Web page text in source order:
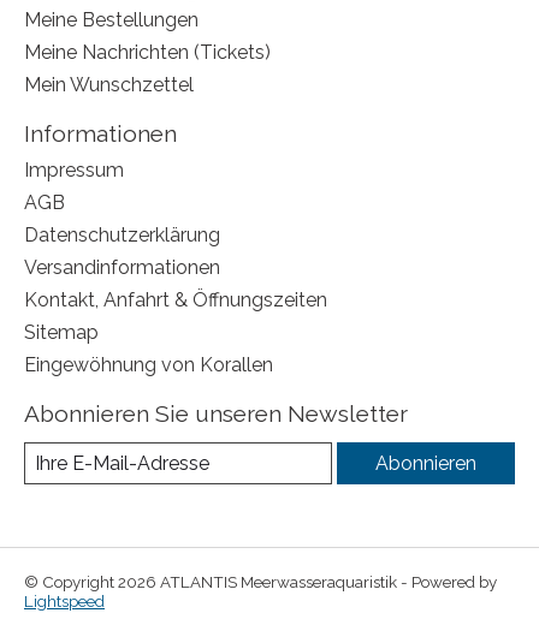
Meine Bestellungen
Meine Nachrichten (Tickets)
Mein Wunschzettel
Informationen
Impressum
AGB
Datenschutzerklärung
Versandinformationen
Kontakt, Anfahrt & Öffnungszeiten
Sitemap
Eingewöhnung von Korallen
Abonnieren Sie unseren Newsletter
Abonnieren
© Copyright 2026 ATLANTIS Meerwasseraquaristik - Powered by
Lightspeed